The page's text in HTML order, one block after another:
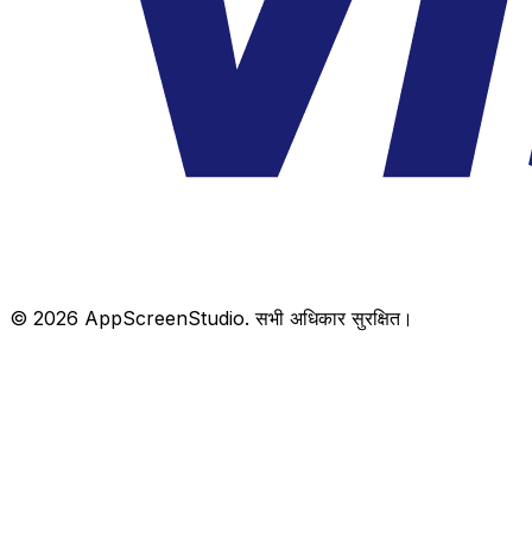
© 2026 AppScreenStudio.सभी अधिकार सुरक्षित।